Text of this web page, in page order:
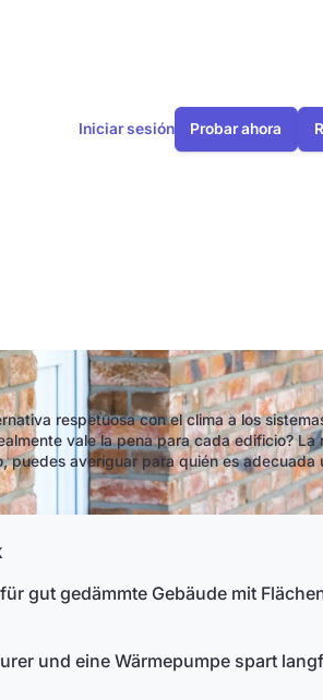
Iniciar sesión Probar ahora
respetuosa con el clima a los
vale la pena para cada edificio? La
puedes averiguar para quién es adecuada
gut gedämmte Gebäude mit
und eine Wärmepumpe spart